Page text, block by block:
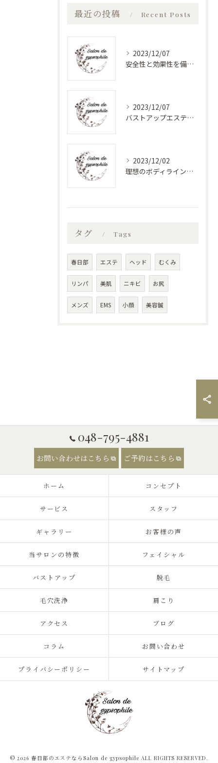
最近の投稿 Recent Posts
2023/12/07
安全性と効果性を備えたバストアップエステ
2023/12/07
バストアップエステで美しく健康的なバストに！最新バストケアサロン特集
2023/12/02
理想のボディラインへ！安心のバストアップエステ
タグ Tags
春日部 エステ ヘッド むくみ
リンパ 美肌 ニキビ お尻
メンズ EMS 小顔 美容鍼
048-795-4881
お問い合わせはこちら ご予約はこちら
ホーム コンセプト
サービス スタッフ
ギャラリー お客様の声
当サロンの特徴 フェイシャル
バストアップ 脱毛
毛穴洗浄 肩こり
アクセス ブログ
コラム お問い合わせ
プライバシーポリシー サイトマップ
© 2026 春日部のエステならSalon de gypsophile ALL RIGHTS RESERVED.